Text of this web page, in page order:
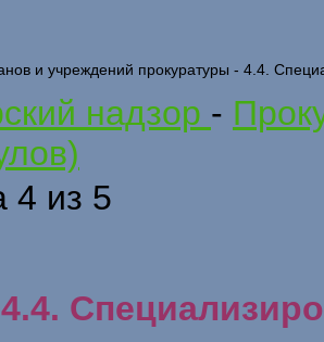
и учреждений прокуратуры - 4.4.
надзор -
4 из 5
4.4.